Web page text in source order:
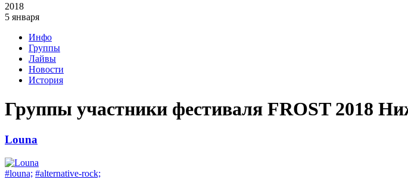
2018
5 января
Инфо
Группы
Лайвы
Новости
История
Группы участники фестиваля FROST 2018
Louna
#louna; #alternative-rock;